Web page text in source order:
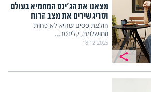
מצאנו את הג'ינס המחמיא בעולם
וסריג שירים את מצב הרוח
חולצת פסים שהיא לא פחות
ממושלמת, קלינסר...
18.12.2025